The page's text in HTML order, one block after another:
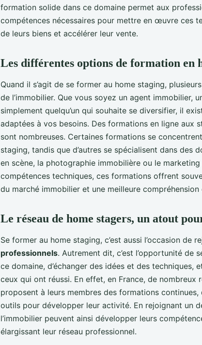
formation solide dans ce domaine permet aux
compétences nécessaires pour mettre en œuvre ces
de leurs biens et accélérer leur vente.
Les différentes options de formation en
Quand il s’agit de se former au home staging,
de l’immobilier. Que vous soyez un agent immobilier,
simplement quelqu’un qui souhaite se diversifier, il
adaptées à vos besoins. Des formations en ligne aux
sont nombreuses. Certaines formations se
staging, tandis que d’autres se spécialisent dans des
en scène, la photographie immobilière ou le
compétences techniques, ces formations offrent
du marché immobilier et une meilleure
Le réseau de home stagers, un atout
Se former au home staging, c’est aussi l’occasion de
professionnels. Autrement dit, c’est l’opportunité de
ce domaine, d’échanger des idées et des techniques,
ceux qui ont réussi. En effet, en France, de nombreux
proposent à leurs membres des formations
outils pour développer leur activité. En rejoignant un
l’immobilier peuvent ainsi développer leurs
élargissant leur réseau professionnel.